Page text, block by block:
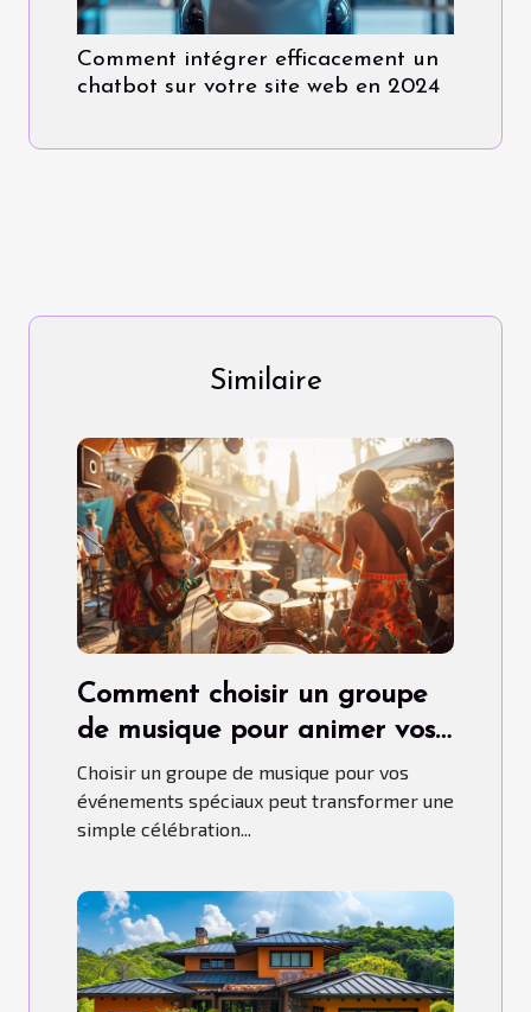
Comment intégrer efficacement un
chatbot sur votre site web en 2024
Similaire
Comment choisir un groupe
de musique pour animer vos
événements spéciaux
Choisir un groupe de musique pour vos
événements spéciaux peut transformer une
simple célébration...